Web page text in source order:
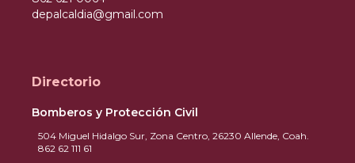
depalcaldia@gmail.com
Directorio
Bomberos y Protección Civil
504 Miguel Hidalgo Sur, Zona Centro, 26230 Allende, Coah.
862 62 111 61